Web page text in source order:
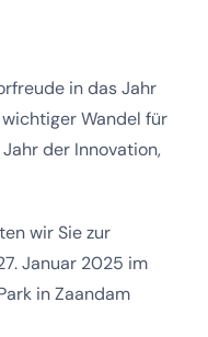
in das Jahr
Wandel für
der Innovation,
wir Sie zur
Januar 2025 im
in Zaandam